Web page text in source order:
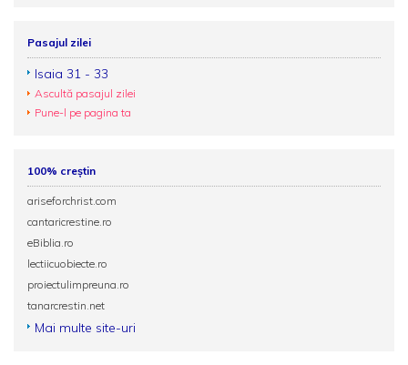
Pasajul zilei
Isaia 31 - 33
Ascultă pasajul zilei
Pune-l pe pagina ta
100% creștin
ariseforchrist.com
cantaricrestine.ro
eBiblia.ro
lectiicuobiecte.ro
proiectulimpreuna.ro
tanarcrestin.net
Mai multe site-uri